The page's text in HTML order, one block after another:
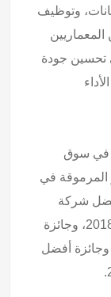
وتوظيف
تحسين جودة
في سوق
المرموقة في
شركة
عقارية في الإمارات العربية المتحدة عام 2018، وجائزة
مطور عقاري في مصر عام 2020، وجائزة أفضل